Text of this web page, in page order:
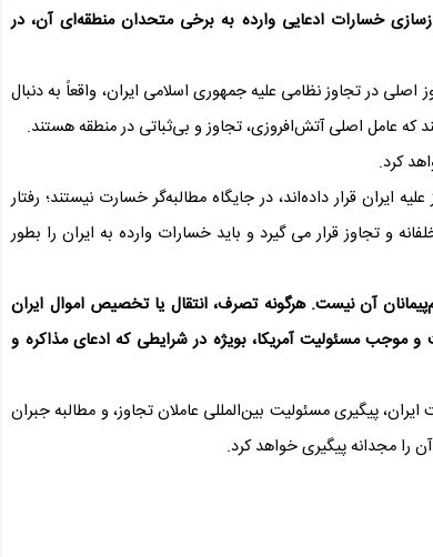
خسارات ادعایی وارده به برخی متحدان منطقه‌ای آن، در
در تجاوز نظامی علیه جمهوری اسلامی ایران، واقعاً به دنبال
که عامل اصلی آتش‌افروزی، تجاوز و بی‌ثباتی در منطقه هستند.
کرد.
قرار داده‌اند، در جایگاه مطالبه‌گر خسارت نیستند؛ رفتار
و تجاوز قرار می گیرد و باید خسارات وارده به ایران را بطور
آن نیست. هرگونه تصرف، انتقال یا تخصیص اموال ایران
مسئولیت آمریکا، بویژه در شرایطی که ادعای مذاکره و
پیگیری مسئولیت بین‌المللی عاملان تجاوز، و مطالبه جبران
را مجدانه پیگیری خواهد کرد.